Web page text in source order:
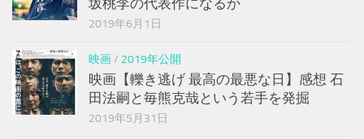
2019年6月1日
映画/ 2019年公開
映画【轢き逃げ 最高の最悪な日】感想 石
田法嗣と毎熊克哉という若手を発掘
2019年5月31日